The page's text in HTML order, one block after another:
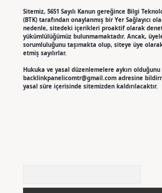
Sitemiz, 5651 Sayılı Kanun gereğince Bilgi
(BTK) tarafından onaylanmış bir Yer Sağlayıcı
nedenle, sitedeki içerikleri proaktif olarak
yükümlülüğümüz bulunmamaktadır. Ancak,
sorumluluğunu taşımakta olup, siteye üye
etmiş sayılırlar.
Hukuka ve yasal düzenlemelere aykırı
backlinkpanelicomtr@gmail.comadresine
yasal süre içerisinde sitemizden kaldırılacaktır.